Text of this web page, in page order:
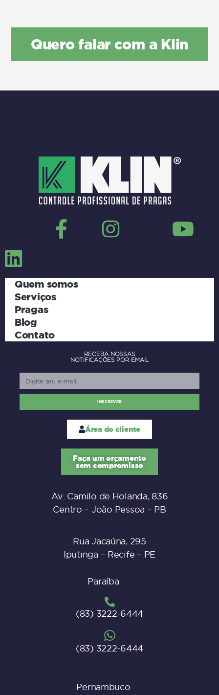
Quero falar com a Klin
Quem somos
Serviços
Pragas
Blog
Contato
RECEBA NOSSAS
NOTIFICAÇÕES POR EMAIL
INSCREVER
Área do cliente
Faça um orçamento
sem compromisso
Av. Camilo de Holanda, 836
Centro – João Pessoa – PB
Rua Jacaúna, 295
Iputinga – Recife – PE
Paraíba
(83) 3222-6444
(83) 3222-6444
Pernambuco